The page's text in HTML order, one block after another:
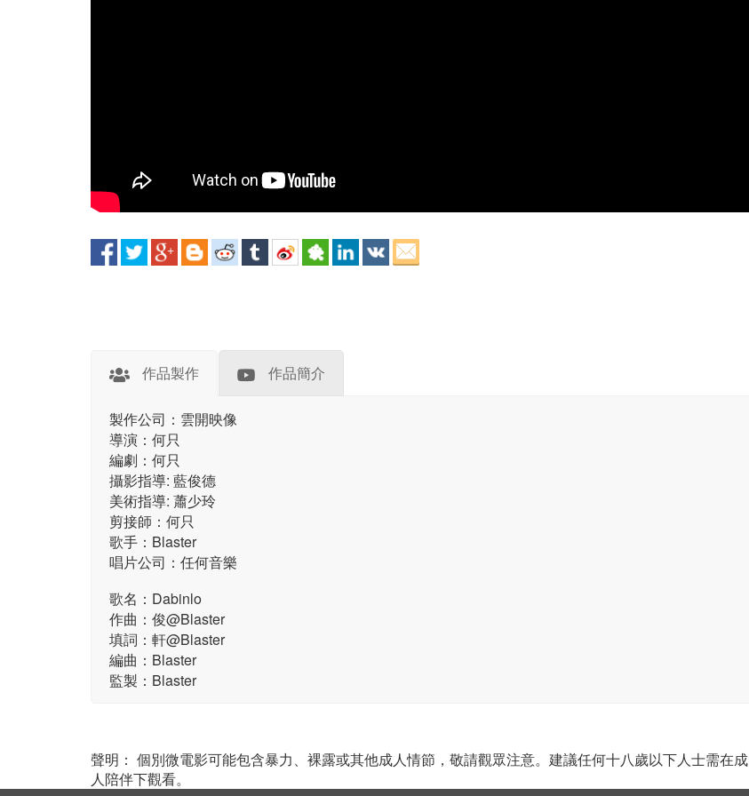
作品製作 作品簡介
製作公司：雲開映像
導演：何只
編劇：何只
攝影指導: 藍俊德
美術指導: 蕭少玲
剪接師：何只
歌手：Blaster
唱片公司：任何音樂
歌名：Dabinlo
作曲：俊@Blaster
填詞：軒@Blaster
編曲：Blaster
監製：Blaster
聲明： 個別微電影可能包含暴力、裸露或其他成人情節，敬請觀眾注意。建議任何十八歲以下人士需在成
人陪伴下觀看。